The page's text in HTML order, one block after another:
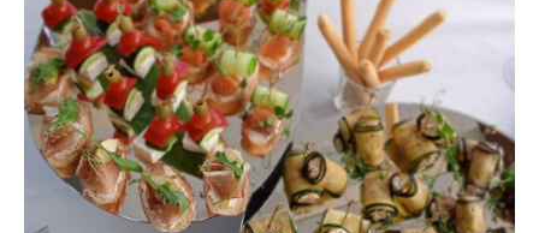
Провели два мероприятия фуршет у ЗАГСА
и банкет с барбекю. Ожидание и реальность,
то за что всегда переживаю. Хочу сказать, что
реальность превзошла все одидания! Ребята
вы КРУТЫЕ! Благодарю за проделанную
работу на высшем уровне! Вы удивили
не только меня, но всех кто присутствовал
на данных мероприятиях. Все четко, грамотно,
красиво со вкусом, индивидуальный подход,
контроль всего процесса. Желаю вашей
Компании развития, идти дальше только
по нарастающей, не теряйте уровень. Для
меня и всех наших гостей- это открытие
Мы решили
у себя дома, мы
кейтерингу, и
мы могли
обслуживание и
превратили наш
вечер. Ребята на
замечательного
а их
заставили нас
ресторане
рекомендую эту